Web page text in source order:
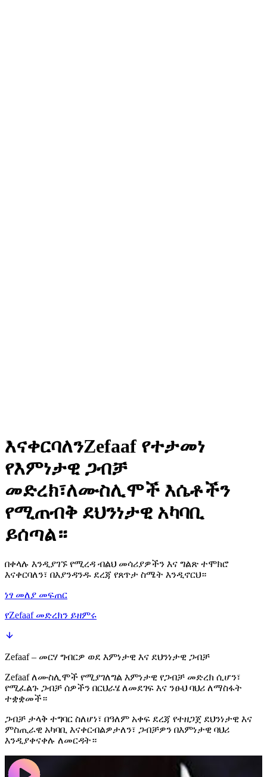
እናቀርባለንZefaaf የተታመነ
የእምነታዊ ጋብቻ
መድረክ፣ለሙስሊሞች እሴቶችን
የሚጠብቅ ደህንነታዊ አካባቢ
ይሰጣል።
በቀላሉ እንዲያገኙ የሚረዳ ብልህ መሳሪያዎችን እና ግልጽ ተሞክሮ
እናቀርባለን፣ በእያንዳንዱ ደረጃ የጸጥታ ስሜት እንዲኖርህ።
ነፃ መለያ መፍጠር
የZefaaf መድረክን ይዘምሩ
Zefaaf – መርሃ ግብርዎ ወደ እምነታዊ እና ደህንነታዊ ጋብቻ
Zefaaf ለሙስሊሞች የሚያገለግል እምነታዊ የጋብቻ መድረክ ሲሆን፣
የሚፈልጉ ጋብቻ ሰዎችን በርህራሄ ለመደገፍ እና ንፁህ ባህሪ ለማስፋት
ተቋቋመች።
ጋብቻ ታላቅ ተግባር ስለሆነ፣ በዓለም አቀፍ ደረጃ የተዘጋጀ ደህንነታዊ እና
ምስጢራዊ አካባቢ እናቀርብልዎታለን፣ ጋብቻዎን በእምነታዊ ባህሪ
እንዲያቀናቀሉ ለመርዳት።